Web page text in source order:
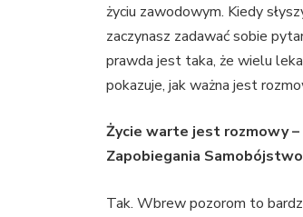
życiu zawodowym. Kiedy
zaczynasz zadawać sobie
prawda jest taka, że wielu
pokazuje, jak ważna jest
Życie warte jest rozmowy–
Zapobiegania
Tak. Wbrew pozorom to